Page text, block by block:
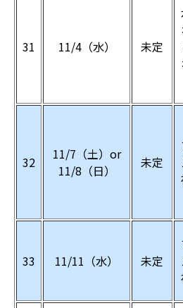
31 11/4（水） 未定
32
11/7（土）or
11/8（日）
未定
33 11/11（水） 未定